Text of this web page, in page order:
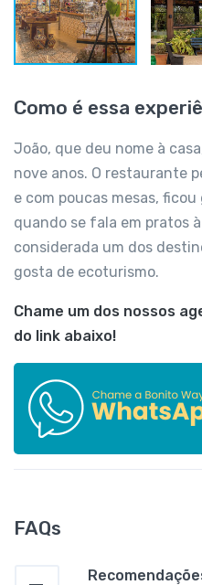
Como é essa
João, que deu nome à
nove anos. O restaurante
e com poucas mesas,
quando se fala em pratos
considerada um dos
gosta de ecoturismo.
Chame um dos nossos
do link abaixo!
FAQs